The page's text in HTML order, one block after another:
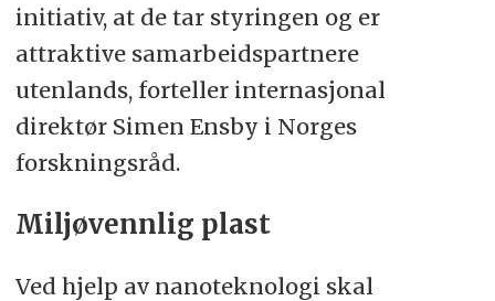
initiativ, at de tar styringen og er
attraktive samarbeidspartnere
utenlands, forteller internasjonal
direktør Simen Ensby i Norges
forskningsråd.
Miljøvennlig plast
Ved hjelp av nanoteknologi skal